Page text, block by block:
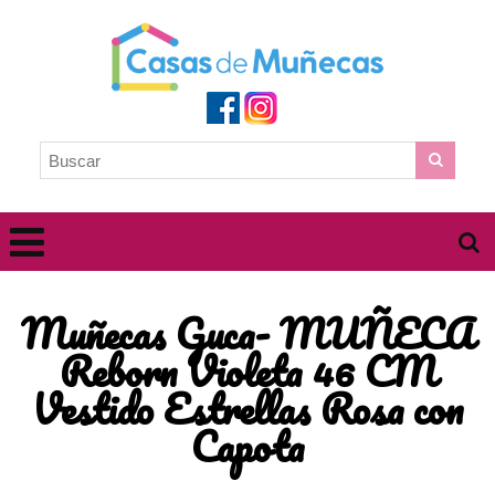
Muñecas Guca- MUÑECA
Reborn Violeta 46 CM
Vestido Estrellas Rosa con
Capota